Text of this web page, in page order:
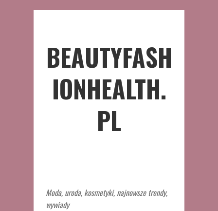
BEAUTYFASH
IONHEALTH.
PL
Moda, uroda, kosmetyki, najnowsze trendy,
wywiady